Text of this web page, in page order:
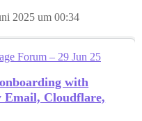
2025 um 00:34
Forum – 29 Jun 25
with
Cloudflare,